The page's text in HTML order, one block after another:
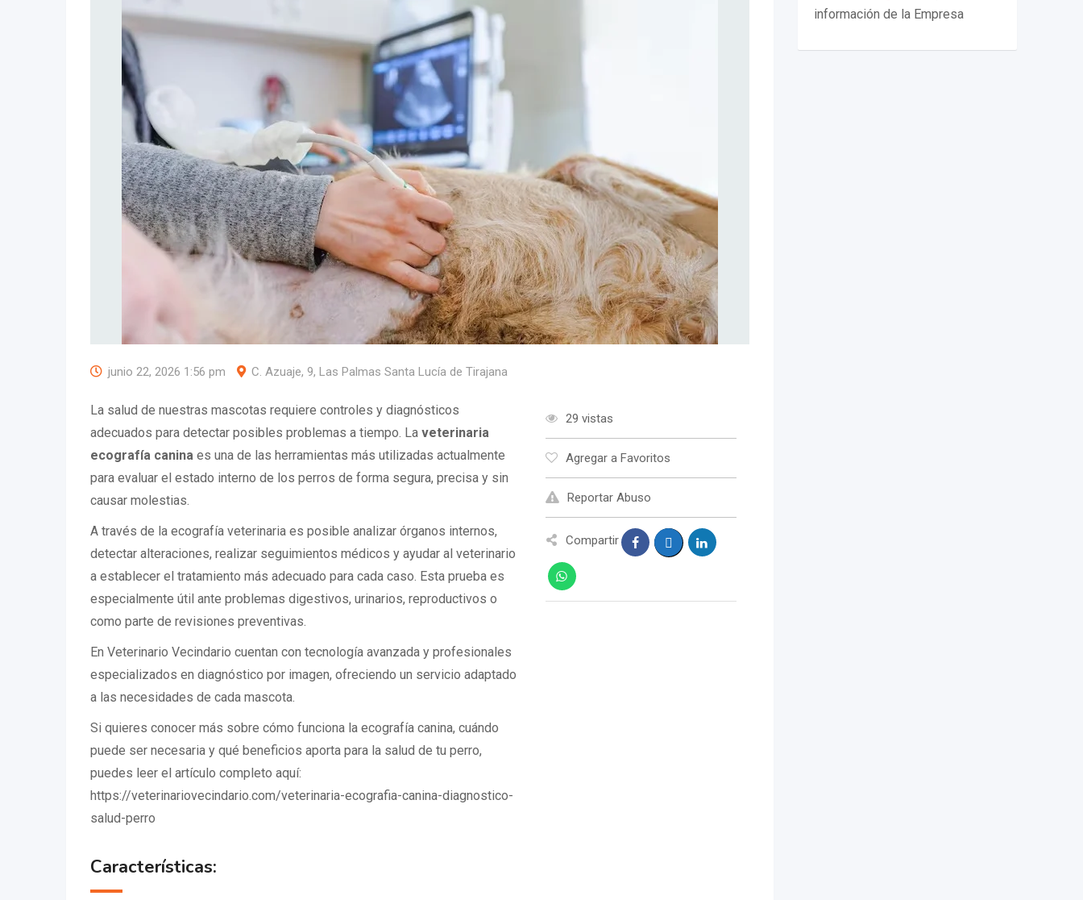
junio 22, 2026 1:56 pm C. Azuaje, 9, Las Palmas Santa Lucía de Tirajana
La salud de nuestras mascotas requiere controles y diagnósticos
adecuados para detectar posibles problemas a tiempo. La veterinaria
ecografía canina es una de las herramientas más utilizadas actualmente
para evaluar el estado interno de los perros de forma segura, precisa y sin
causar molestias.
A través de la ecografía veterinaria es posible analizar órganos internos,
detectar alteraciones, realizar seguimientos médicos y ayudar al veterinario
a establecer el tratamiento más adecuado para cada caso. Esta prueba es
especialmente útil ante problemas digestivos, urinarios, reproductivos o
como parte de revisiones preventivas.
En Veterinario Vecindario cuentan con tecnología avanzada y profesionales
especializados en diagnóstico por imagen, ofreciendo un servicio adaptado
a las necesidades de cada mascota.
Si quieres conocer más sobre cómo funciona la ecografía canina, cuándo
puede ser necesaria y qué beneficios aporta para la salud de tu perro,
puedes leer el artículo completo aquí:
https://veterinariovecindario.com/veterinaria-ecografia-canina-diagnostico-
salud-perro
29 vistas
Agregar a Favoritos
Reportar Abuso
Compartir
Características:
información de la Empresa